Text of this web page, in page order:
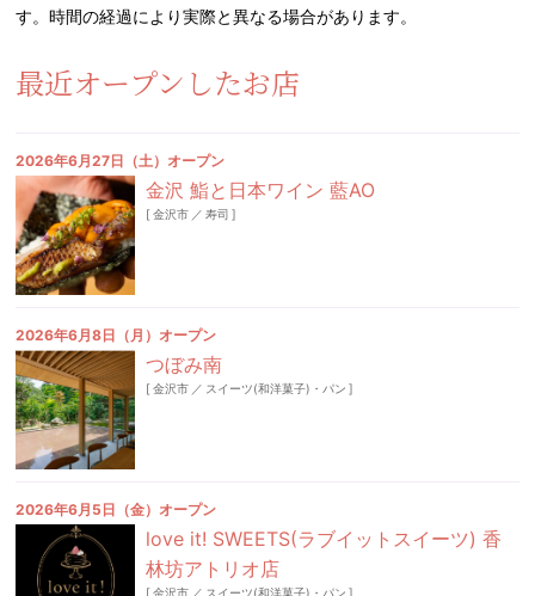
す。時間の経過により実際と異なる場合があります。
最近オープンしたお店
2026年6月27日（土）オープン
金沢 鮨と日本ワイン 藍AO
[金沢市 ／ 寿司 ]
2026年6月8日（月）オープン
つぼみ南
[金沢市 ／ スイーツ(和洋菓子)・パン ]
2026年6月5日（金）オープン
love it! SWEETS(ラブイットスイーツ) 香
林坊アトリオ店
[金沢市 ／ スイーツ(和洋菓子)・パン ]